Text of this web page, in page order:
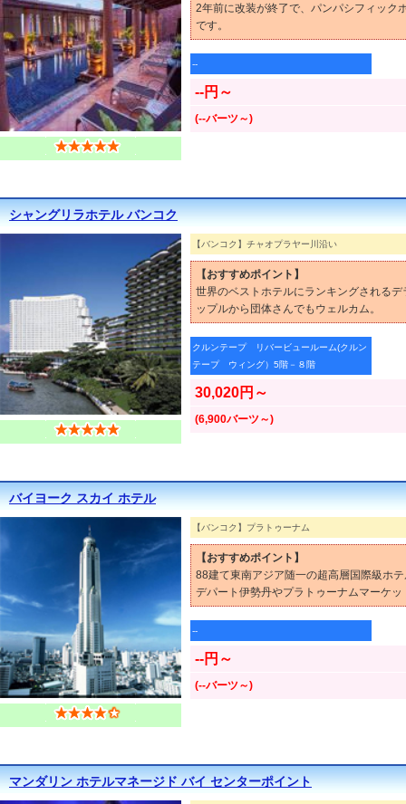
2年前に改装が終了で、パンパシフィック
です。
--
--円～
(--バーツ～)
シャングリラホテル バンコク
【バンコク】チャオプラヤー川沿い
【おすすめポイント】
世界のベストホテルにランキングされる
ップルから団体さんでもウェルカム。
クルンテープ リバービュールーム(クルン
テープ ウィング）5階－８階
30,020円～
(6,900バーツ～)
バイヨーク スカイ ホテル
【バンコク】プラトゥーナム
【おすすめポイント】
88建て東南アジア随一の超高層国際級ホ
デパート伊勢丹やプラトゥーナムマーケッ
--
--円～
(--バーツ～)
マンダリン ホテルマネージド バイ センターポイント